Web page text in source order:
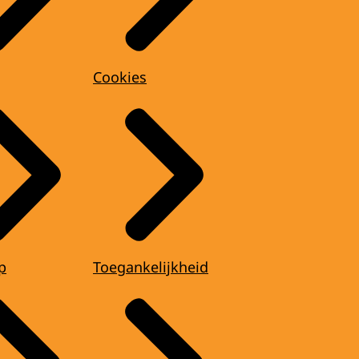
Cookies
Toegankelijkheid